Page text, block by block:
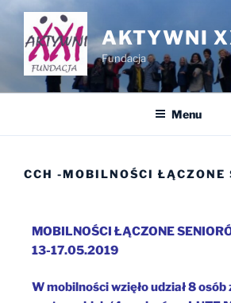
AKTYWNI
Fundacja
Menu
CCH -MOBILNOŚCI ŁĄCZONE
MOBILNOŚCI ŁĄCZONE
13-17.05.2019
W mobilności wzięło udział 8